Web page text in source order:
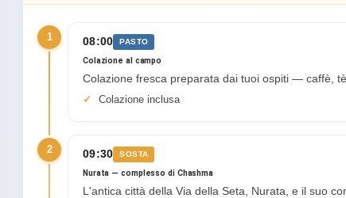
1 08:00 PASTO
Colazione al campo
Colazione fresca preparata dai tuoi ospiti — caffè,
Colazione inclusa
2 09:30 SOSTA
Nurata — complesso di Chashma
L'antica città della Via della Seta, Nurata, e il suo